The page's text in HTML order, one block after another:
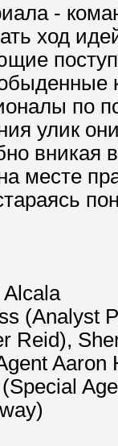
-
ход
по
улик
вникая
месте
(Analyst
Reid),